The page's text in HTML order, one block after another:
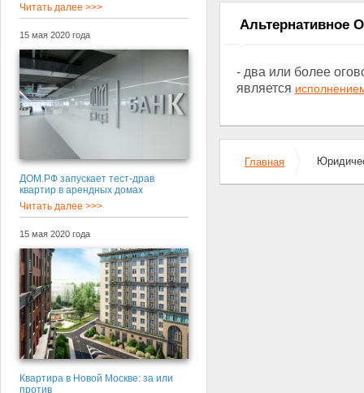
Читать далее >>>
15 мая 2020 года
ДОМ.РФ запускает тест-драв
квартир в арендных домах
Читать далее >>>
15 мая 2020 года
Квартира в Новой Москве: за или
против
Альтернативное
- два или более
является
Главная